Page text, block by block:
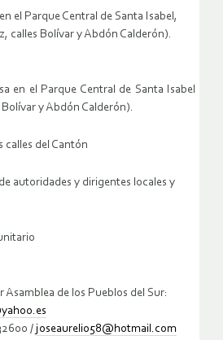
el Parque Central de Santa Isabel,
calles Bolívar y Abdón Calderón).
en el Parque Central de Santa Isabel
y Abdón Calderón).
calles del Cantón
autoridades y dirigentes locales y
Asamblea de los Pueblos del Sur:
/ joseaurelio58@hotmail.com